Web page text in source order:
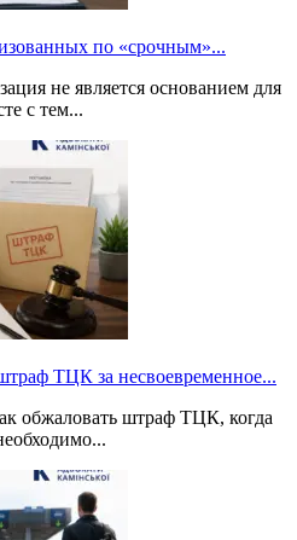
по «срочным»...
не является основанием для
с тем...
ТЦК за несвоевременное...
обжаловать штраф ТЦК, когда